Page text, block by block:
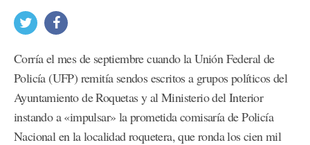
Corría el mes de septiembre cuando la Unión Federal de
Policía (UFP) remitía sendos escritos a grupos políticos del
Ayuntamiento de Roquetas y al Ministerio del Interior
instando a «impulsar» la prometida comisaría de Policía
Nacional en la localidad roquetera, que ronda los cien mil